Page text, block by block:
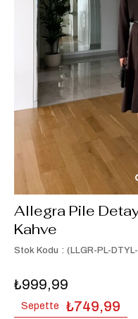
Allegra Pile
Kahve
Stok Kodu (LLGR-PL-
₺999,99
Sepette ₺749,99